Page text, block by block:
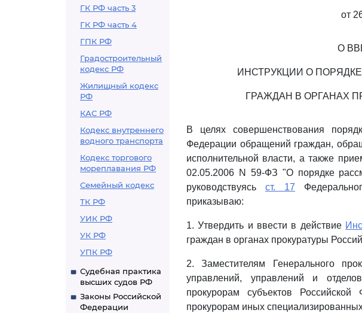
ГК РФ часть 3
ГК РФ часть 4
ГПК РФ
Градостроительный
кодекс РФ
Жилищный кодекс
РФ
КАС РФ
Кодекс внутреннего
водного транспорта
Кодекс торгового
мореплавания РФ
Семейный кодекс
ТК РФ
УИК РФ
УК РФ
УПК РФ
Судебная практика
высших судов РФ
Законы Российской
Федерации
от
О
ИНСТРУКЦИИ О
ГРАЖДАН В ОРГАНАХ
В целях совершенствования
Федерации обращений граждан,
исполнительной власти, а также
02.05.2006 N 59-ФЗ "О порядке
руководствуясь ст. 17
приказываю:
1. Утвердить и ввести в действие
граждан в органах прокуратуры
2. Заместителям Генерального
управлений, управлений и
прокурорам субъектов
прокурорам иных